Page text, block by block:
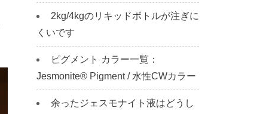
2kg/4kgのリキッドボトルが注ぎに
くいです
ピグメント カラー一覧：
Jesmonite® Pigment / 水性CWカラー
余ったジェスモナイト液はどうし